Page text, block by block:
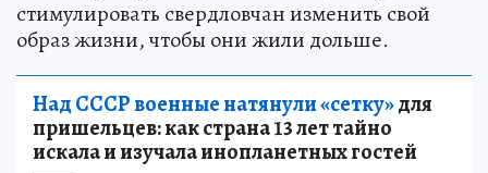
стимулировать свердловчан изменить свой
образ жизни, чтобы они жили дольше.
Над СССР военные натянули «сетку»для
пришельцев: как страна 13 лет тайно
искала и изучала инопланетных гостей